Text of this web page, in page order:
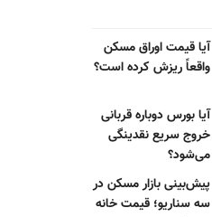
آیا قیمت اوراق مسکن
واقعاً ریزش کرده است؟
آیا بورس دوباره قربانی
خروج سریع نقدینگی
می‌شود؟
پیش‌بینی بازار مسکن در
سه سناریو؛ قیمت خانه